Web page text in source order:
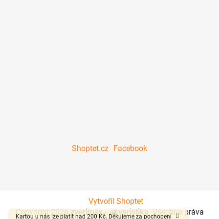
Kartou u nás lze platit nad 200 Kč. Děkujeme za pochopení
Shoptet.cz Facebook
Vytvořil Shoptet
Copyright 2026zverimex - akvaristika. Všechna práva